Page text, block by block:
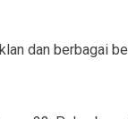
dan berbagai